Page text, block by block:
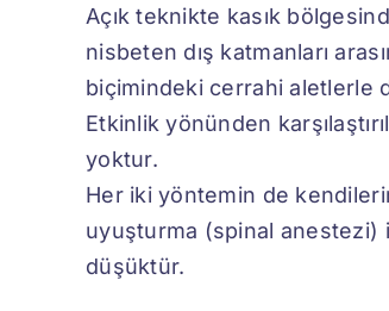
Açık teknikte kasık
nisbeten dış katmanları
biçimindeki cerrahi aletlerle
Etkinlik yönünden
yoktur.
Her iki yöntemin de
uyuşturma (spinal anestezi)
düşüktür.